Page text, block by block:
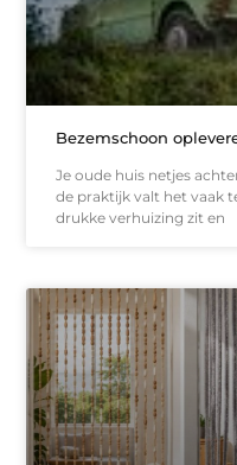
Bezemschoon
Je oude huis netjes
de praktijk valt het vaak
drukke verhuizing zit en